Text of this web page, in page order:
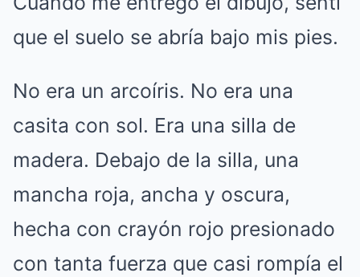
que el suelo se abría bajo mis pies.
No era un arcoíris. No era una
casita con sol. Era una silla de
madera. Debajo de la silla, una
mancha roja, ancha y oscura,
hecha con crayón rojo presionado
con tanta fuerza que casi rompía el